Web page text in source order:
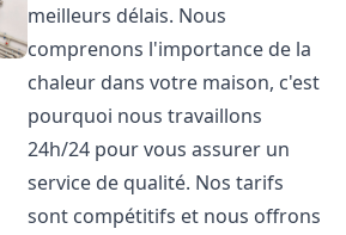
meilleurs délais. Nous
comprenons l'importance de la
chaleur dans votre maison, c'est
pourquoi nous travaillons
24h/24 pour vous assurer un
service de qualité. Nos tarifs
sont compétitifs et nous offrons